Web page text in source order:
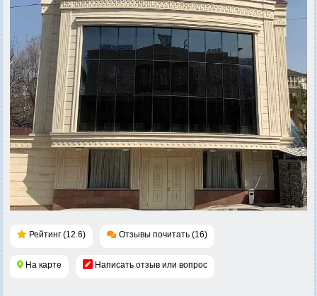
Рейтинг (12.6) Отзывы почитать (16)
На карте Написать отзыв или вопрос